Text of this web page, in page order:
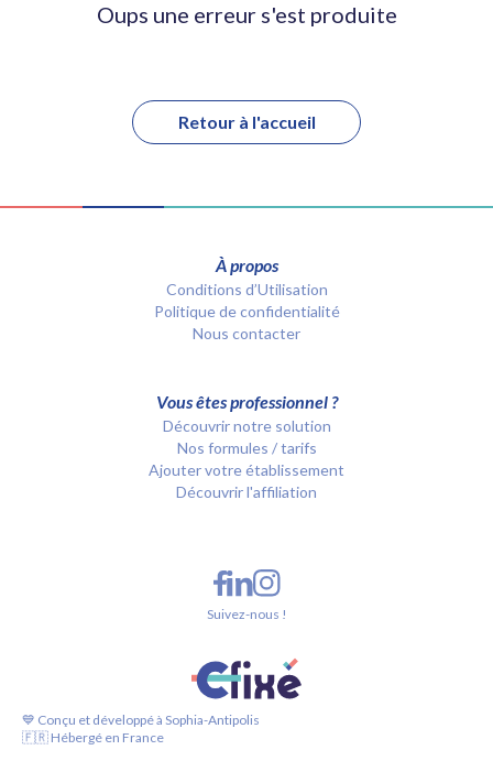
Oups une erreur s'est produite
Retour à l'accueil
À propos
Conditions d’Utilisation
Politique de confidentialité
Nous contacter
Vous êtes professionnel ?
Découvrir notre solution
Nos formules / tarifs
Ajouter votre établissement
Découvrir l'affiliation
💙 Conçu et développé à Sophia-Antipolis
🇫🇷 Hébergé en France
Suivez-nous !